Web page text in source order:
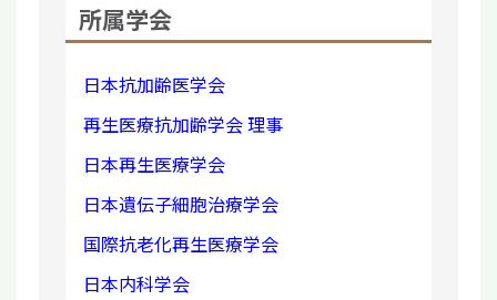
所属学会
日本抗加齢医学会
再生医療抗加齢学会 理事
日本再生医療学会
日本遺伝子細胞治療学会
国際抗老化再生医療学会
日本内科学会